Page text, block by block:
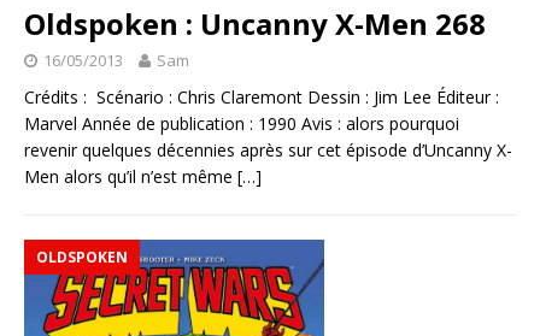
Oldspoken : Uncanny X-Men 268
16/05/2013 Sam
Crédits : Scénario : Chris Claremont Dessin : Jim Lee Éditeur :
Marvel Année de publication : 1990 Avis : alors pourquoi
revenir quelques décennies après sur cet épisode d’Uncanny X-
Men alors qu’il n’est même […]
OLDSPOKEN